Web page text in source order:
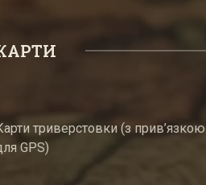
триверстовки (з прив’язкою
GPS)